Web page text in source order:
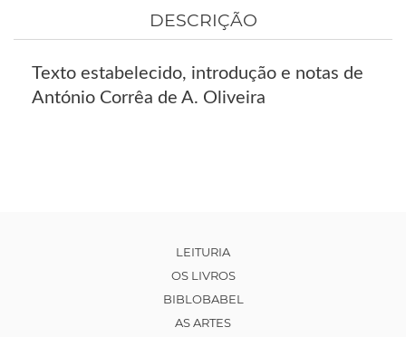
DESCRIÇÃO
Texto estabelecido, introdução e notas de
António Corrêa de A. Oliveira
LEITURIA
OS LIVROS
BIBLOBABEL
AS ARTES